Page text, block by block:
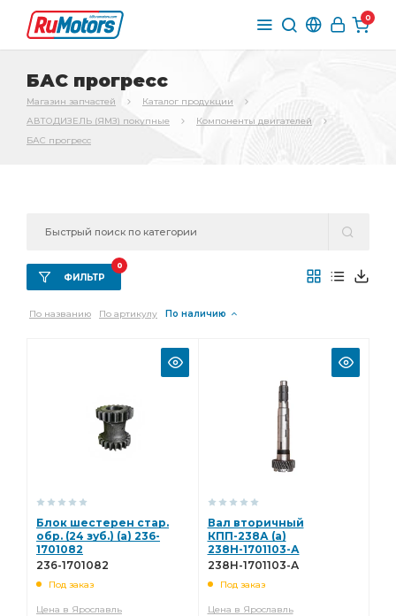
0
БАС прогресс
Магазин запчастей
Каталог продукции
АВТОДИЗЕЛЬ (ЯМЗ) покупные
Компоненты двигателей
БАС прогресс
ФИЛЬТР
0
По названию По артикулу По наличию
Блок шестерен стар.
обр. (24 зуб.) (а) 236-
1701082
236-1701082
Под заказ
Цена в Ярославль
Вал вторичный
КПП-238А (а)
238Н-1701103-А
238Н-1701103-А
Под заказ
Цена в Ярославль